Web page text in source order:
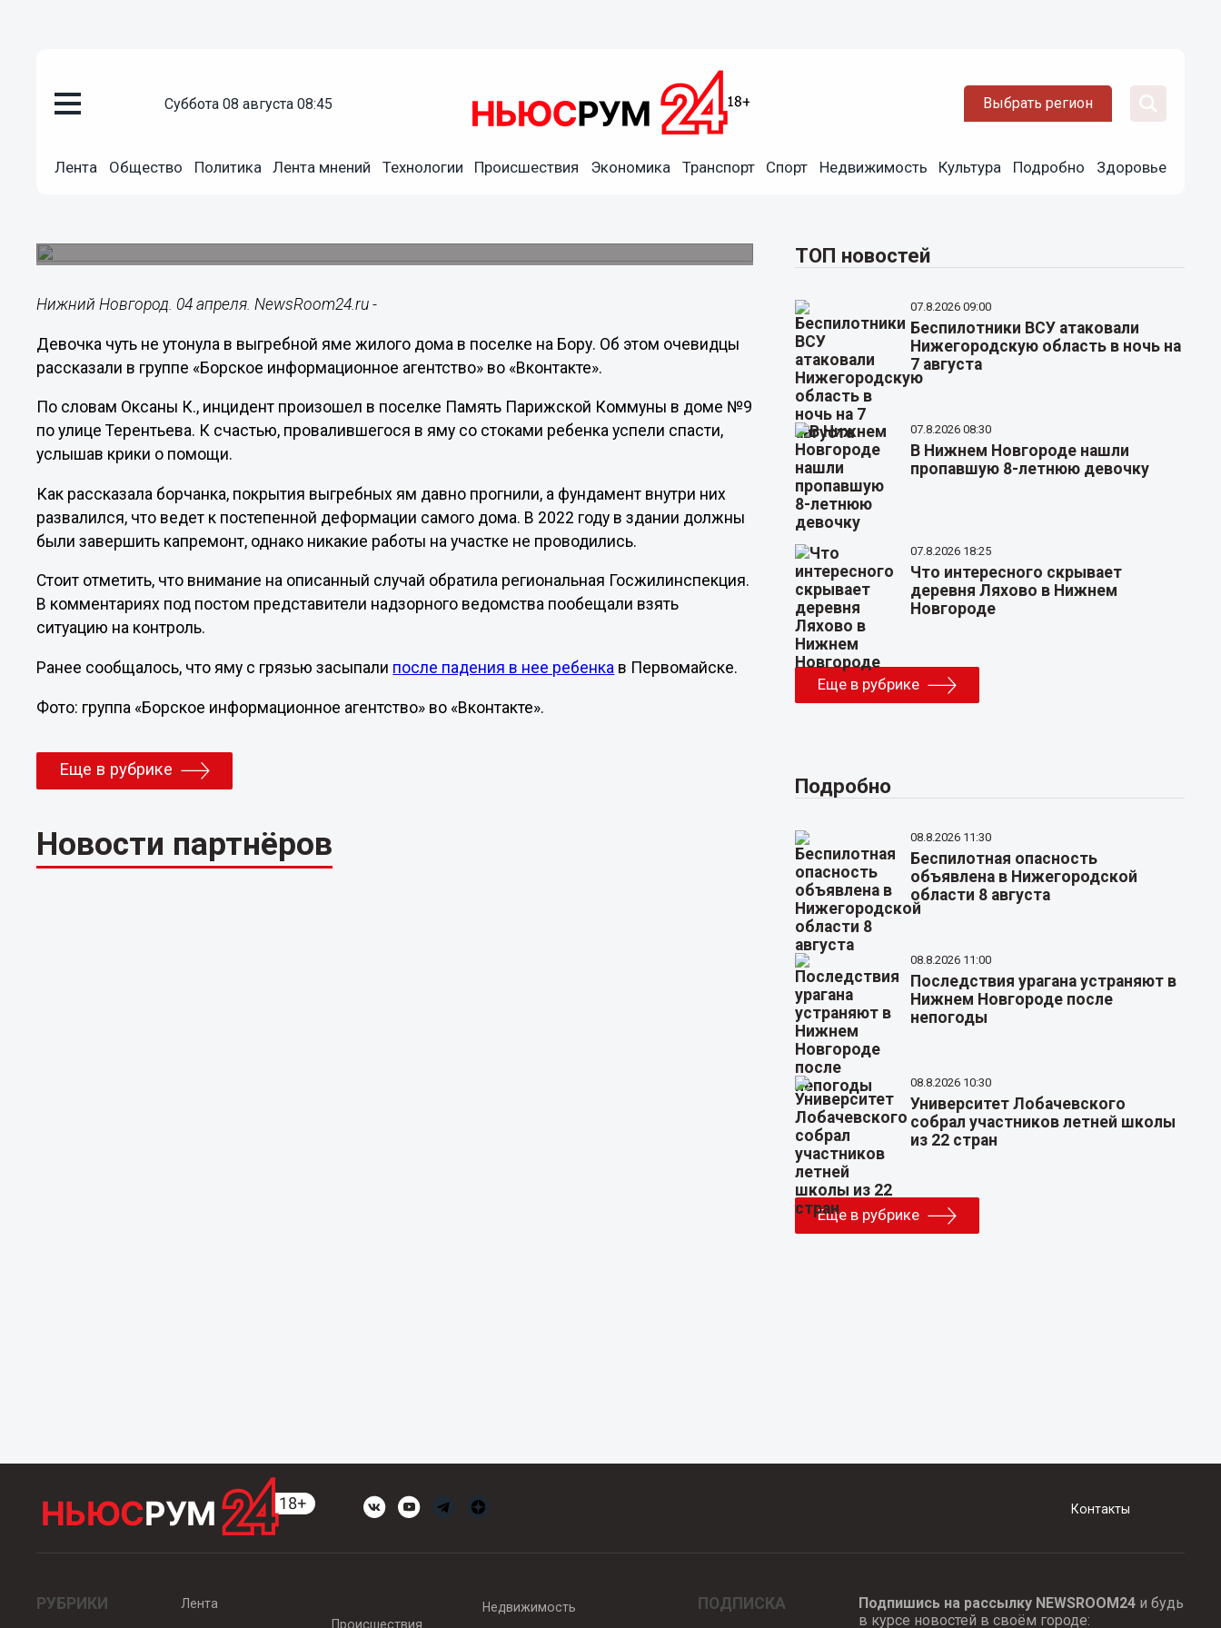
суббота 08 августа 08:45 Выбрать регион
Лента Общество Политика Лента мнений Технологии Происшествия Экономика Транспорт Спорт Недвижимость Культура Подробно Здоровье
04.04.202314:19
Нижний Новгород. 04 апреля. NewsRoom24.ru -
Девочка чуть не утонула в выгребной яме жилого дома в поселке на Бору. Об этом очевидцы
рассказали в группе «Борское информационное агентство» во «Вконтакте».
По словам Оксаны К., инцидент произошел в поселке Память Парижской Коммуны в доме №9
по улице Терентьева. К счастью, провалившегося в яму со стоками ребенка успели спасти,
услышав крики о помощи.
Как рассказала борчанка, покрытия выгребных ям давно прогнили, а фундамент внутри них
развалился, что ведет к постепенной деформации самого дома. В 2022 году в здании должны
были завершить капремонт, однако никакие работы на участке не проводились.
Стоит отметить, что внимание на описанный случай обратила региональная Госжилинспекция.
В комментариях под постом представители надзорного ведомства пообещали взять
ситуацию на контроль.
Ранее сообщалось, что яму с грязью засыпали после падения в нее ребенка в Первомайске.
Фото: группа «Борское информационное агентство» во «Вконтакте».
Еще в рубрике
Новости партнёров
ТОП новостей
07.8.2026 09:00
Беспилотники ВСУ атаковали
Нижегородскую область в ночь на
7 августа
07.8.2026 08:30
В Нижнем Новгороде нашли
пропавшую 8-летнюю девочку
07.8.2026 18:25
Что интересного скрывает
деревня Ляхово в Нижнем
Новгороде
Еще в рубрике
Подробно
08.8.2026 11:30
Беспилотная опасность
объявлена в Нижегородской
области 8 августа
08.8.2026 11:00
Последствия урагана устраняют в
Нижнем Новгороде после
непогоды
08.8.2026 10:30
Университет Лобачевского
собрал участников летней школы
из 22 стран
Еще в рубрике
Контакты
РУБРИКИ
Лента
Происшествия
Недвижимость ПОДПИСКА Подпишись на рассылку NEWSROOM24и будь
в курсе новостей в своём городе: